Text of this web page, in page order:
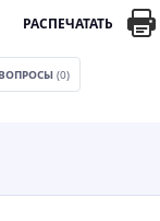
РАСПЕЧАТАТЬ
(0)